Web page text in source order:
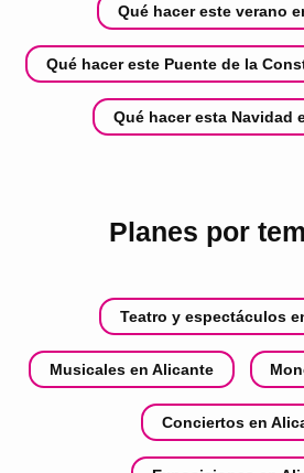
Qué hacer este verano
Qué hacer este Puente de la
Qué hacer esta Navidad
Planes por
Teatro y espectáculos
Musicales en Alicante
Conciertos en